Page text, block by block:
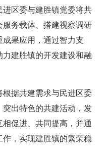
区委与建胜镇党委将共
务载体、搭建视察调研
果应用，通过智力支
建胜镇的开发建设和融
据共建需求与民进区委
出特色的共建活动，发
促进、共同提高，并通
，实现建胜镇的繁荣稳